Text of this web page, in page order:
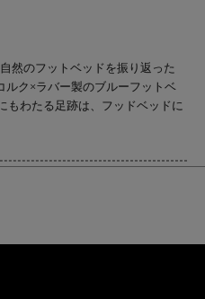
然のフットベッドを振り返った
ルク×ラバー製のブルーフットベ
もわたる足跡は、フッドベッドに